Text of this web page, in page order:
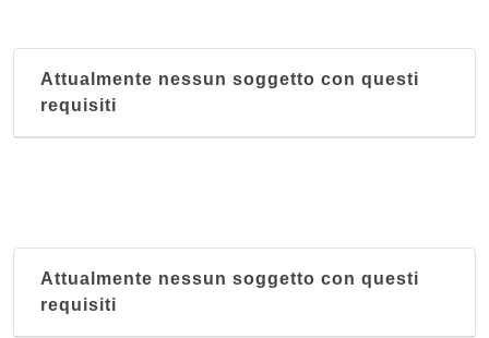
Attualmente nessun soggetto con questi
requisiti
Attualmente nessun soggetto con questi
requisiti